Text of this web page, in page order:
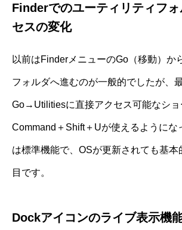
Finderでのユーティリティフ
セスの変化
以前はFinderメニューのGo（移動）か
フォルダへ進むのが一般的でしたが、
Go→Utilitiesに直接アクセス可能なショ
Command＋Shift＋Uが使えるようにな
は標準機能で、OSが更新されても基本
目です。
Dockアイコンのライブ表示機